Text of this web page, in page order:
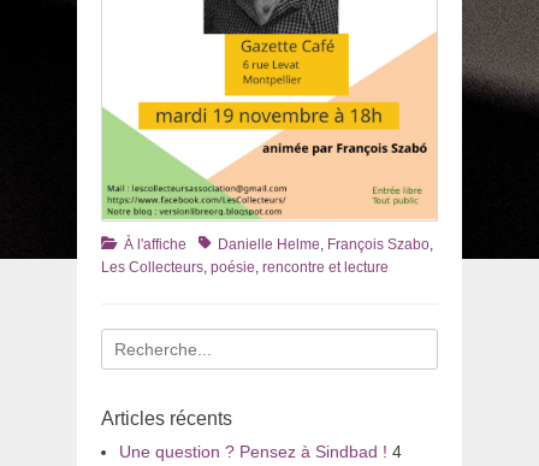
Catégories
À l'affiche TagsDanielle Helme François Szabo
Les Collecteurs poésie rencontre et lecture
Recherche
pour
Articles récents
Une question ? Pensez à Sindbad ! 4